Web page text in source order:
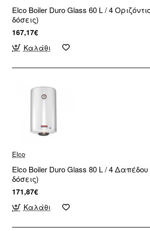
Elco Boiler Duro Glass 60 L / 4
δόσεις)
167,17€
Καλάθι
Elco
Elco Boiler Duro Glass 80 L / 4
δόσεις)
171,87€
Καλάθι